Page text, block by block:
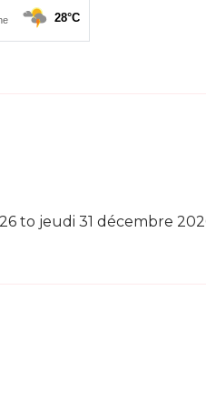
to jeudi 31 décembre